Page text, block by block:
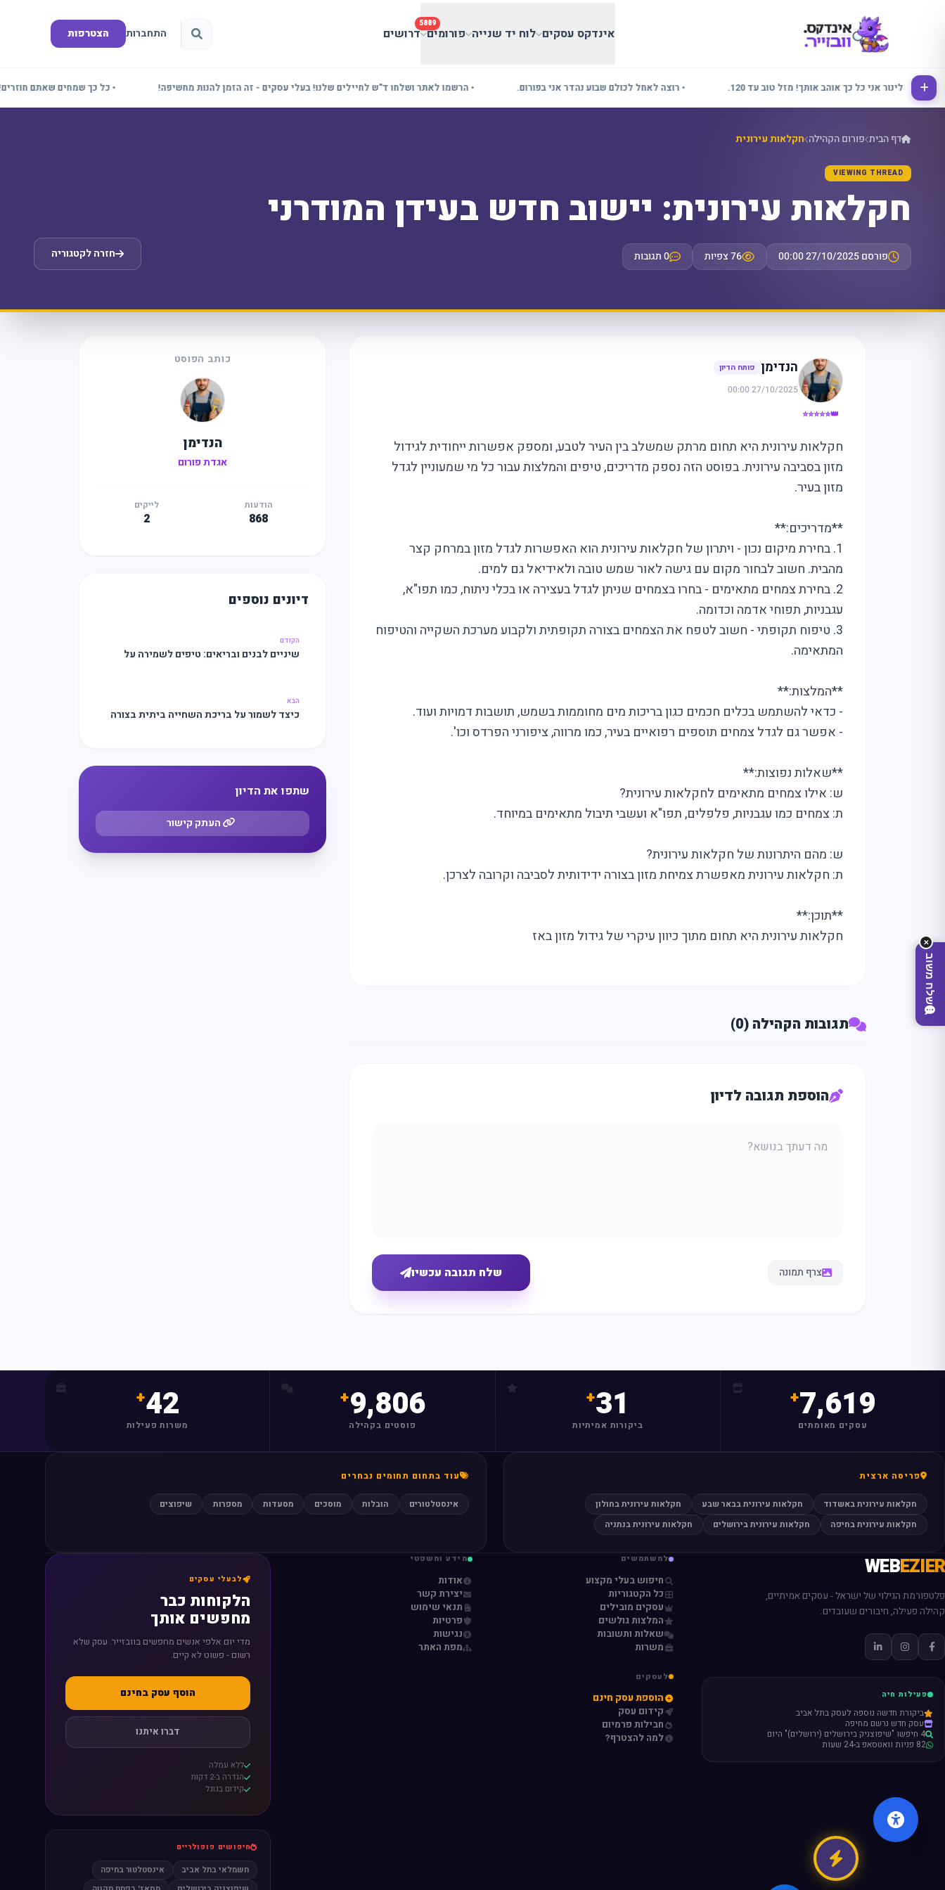
אינדקס עסקים לוח יד שנייה פורומים
5889
דרושים התחברות הצטרפות
• אלינור אני כל כך אוהב אותך! מזל טוב עד 120. • רוצה לאחל לכולם שבוע נהדר אני בפורום. • הרשמו לאתר ושלחו ד"ש לחיילים שלנו! בעלי עסקים - זה הזמן להנות מחשיפה! • כל כך שמחים שאתם חוזרים!
מהמחפשיםהיום?
דף הבית פורום הקהילה חקלאות עירונית
VIEWING THREAD
חקלאות עירונית: יישוב חדש בעידן המודרני
פורסם 27/10/2025 00:00 76 צפיות 0 תגובות חזרה לקטגוריה
👑⭐⭐⭐⭐⭐
הנדימן פותח הדיון
27/10/2025 00:00
חקלאות עירונית היא תחום מרתק שמשלב בין העיר לטבע, ומספק אפשרות ייחודית לגידול
מזון בסביבה עירונית. בפוסט הזה נספק מדריכים, טיפים והמלצות עבור כל מי שמעוניין לגדל
מזון בעיר.
**מדריכים:**
1. בחירת מיקום נכון - ויתרון של חקלאות עירונית הוא האפשרות לגדל מזון במרחק קצר
מהבית. חשוב לבחור מקום עם גישה לאור שמש טובה ולאידיאל גם למים.
2. בחירת צמחים מתאימים - בחרו בצמחים שניתן לגדל בעצירה או בכלי ניתוח, כמו תפו"א,
עגבניות, תפוחי אדמה וכדומה.
3. טיפוח תקופתי - חשוב לטפח את הצמחים בצורה תקופתית ולקבוע מערכת השקייה והטיפוח
המתאימה.
**המלצות:**
- כדאי להשתמש בכלים חכמים כגון בריכות מים מחוממות בשמש, תושבות דמויות ועוד.
- אפשר גם לגדל צמחים תוספים רפואיים בעיר, כמו מרווה, ציפורני הפרדס וכו'.
**שאלות נפוצות:**
ש: אילו צמחים מתאימים לחקלאות עירונית?
ת: צמחים כמו עגבניות, פלפלים, תפו"א ועשבי תיבול מתאימים במיוחד.
ש: מהם היתרונות של חקלאות עירונית?
ת: חקלאות עירונית מאפשרת צמיחת מזון בצורה ידידותית לסביבה וקרובה לצרכן.
**תוכן:**
חקלאות עירונית היא תחום מתוך כיוון עיקרי של גידול מזון באז
תגובות הקהילה (0)
הוספת תגובה לדיון
צרף תמונה שלח תגובה עכשיו
כותב הפוסט
הנדימן
אגדת פורום
הודעות
868
לייקים
2
דיונים נוספים
הקודם
שיניים לבנים ובריאים: טיפים לשמירה על
הבא
כיצד לשמור על בריכת השחייה ביתית בצורה
שתפו את הדיון
העתק קישור
✕
שלח משוב
7,619
עסקים מאומתים 31
ביקורות אמיתיות 9,806
פוסטים בקהילה 42
משרות פעילות
פריסה ארצית
חקלאות עירונית באשדוד חקלאות עירונית בבאר שבע
חקלאות עירונית בחולון
חקלאות עירונית בחיפה
חקלאות עירונית בירושלים חקלאות עירונית בנתניה
עוד בתחום תחומים נבחרים
אינסטלטורים הובלות מוסכים מסעדות מספרות שיפוצים
WEBEZIER
פלטפורמת הגילוי של ישראל - עסקים אמיתיים,
קהילה פעילה, חיבורים שעובדים.
פעילות חיה
ביקורת חדשה נוספה לעסק בתל אביב
עסק חדש נרשם מחיפה
4 חיפשו "שיפוצניק בירושלים (ירושלים)" היום
82 פניות וואטסאפ ב-24 שעות
למשתמשים
חיפוש בעלי מקצוע
כל הקטגוריות
עסקים מובילים
המלצות גולשים
שאלות ותשובות
משרות
לעסקים
הוספת עסק חינם
קידום עסק
חבילות פרמיום
למה להצטרף?
מידע ומשפטי
אודות
יצירת קשר
תנאי שימוש
פרטיות
נגישות
מפת האתר
לבעלי עסקים
הלקוחות כבר
מחפשים אותך
מדי יום אלפי אנשים מחפשים בוובזייר. עסק שלא
רשום - פשוט לא קיים.
הוסף עסק בחינם
דברו איתנו
ללא עמלה
הגדרה ב-2 דקות
קידום בגוגל
חיפושים פופולריים
חשמלאי בתל אביב
אינסטלטור בחיפה